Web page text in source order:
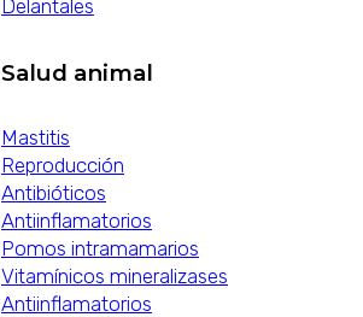
Delantales
Salud animal
Mastitis
Reproducción
Antibióticos
Antiinflamatorios
Pomos intramamarios
Vitamínicos mineralizases
Antiinflamatorios